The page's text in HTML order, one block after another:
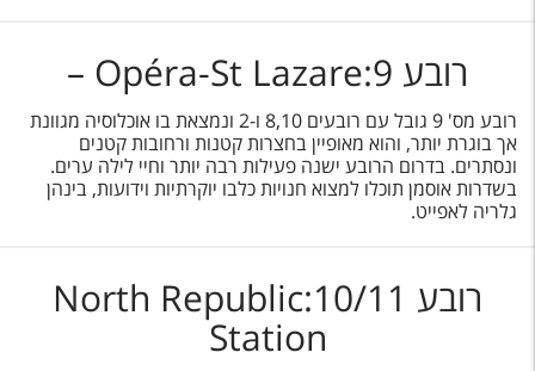
רובע 9:Opéra-St Lazare –
רובע מס' 9 גובל עם רובעים 8,10 ו-2 ונמצאת בו אוכלוסיה מגוונת
אך בוגרת יותר, והוא מאופיין בחצרות קטנות ורחובות קטנים
ונסתרים. בדרום הרובע ישנה פעילות רבה יותר וחיי לילה ערים.
בשדרות אוסמן תוכלו למצוא חנויות כלבו יוקרתיות וידועות, בינהן
גלריה לאפייט.
רובע 10/11:North Republic
Station